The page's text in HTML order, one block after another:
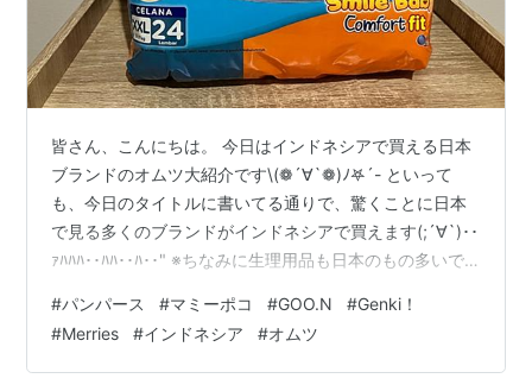
皆さん、こんにちは。 今日はインドネシアで買える日本
ブランドのオムツ大紹介です\(❁´∀`❁)ﾉ𖤐´- といって
も、今日のタイトルに書いてる通りで、驚くことに日本
で見る多くのブランドがインドネシアで買えます(;´∀`)･･
ｧﾊﾊﾊ･･ﾊﾊ･･ﾊ･･" ※ちなみに生理用品も日本のもの多いで
「パンパース」って呼ぶことが多いみたいです💡 どのブ
ランドのオムツであろうが 「あ、パンパース買わなき
ゃ」的な使い方をしてますφ(ﾟДﾟ )ﾌﾑﾌﾑ… ダディの母は大
#パンパース #マミーポコ #GOO.N #Genki！
#Merries #インドネシア #オムツ